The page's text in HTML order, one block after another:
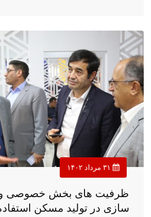
ظرفیت های بخش خصوصی
سازی در تولید مسکن